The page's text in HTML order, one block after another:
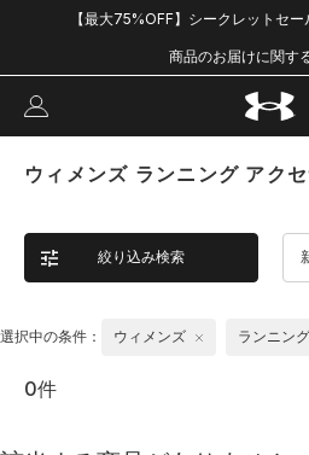
【最大75%OFF】シークレットセ
商品のお届けに関す
ウィメンズ ランニング アク
絞り込み検索
選択中の条件： ウィメンズ ランニング
0件